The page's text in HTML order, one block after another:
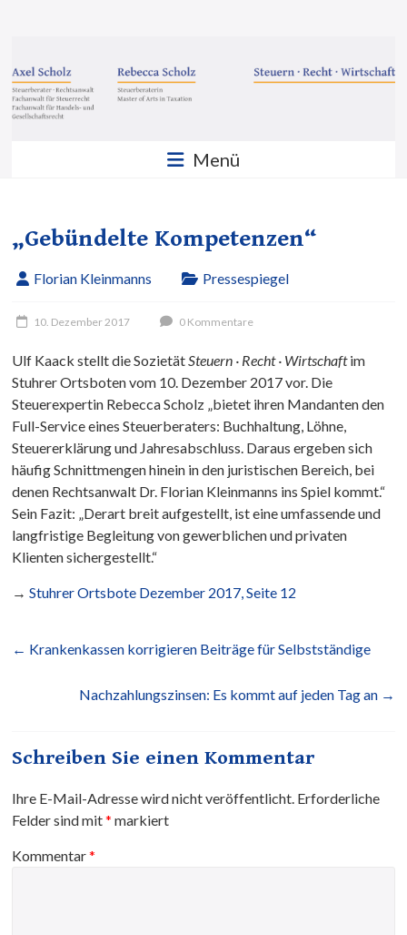
·
Recht
Wirtschaft
Scholz
GbR
Menü
„Gebündelte Kompetenzen“
Florian Kleinmanns Pressespiegel
10. Dezember 2017 0 Kommentare
Ulf Kaack stellt die SozietätSteuern · Recht · Wirtschaftim
Stuhrer Ortsboten vom 10. Dezember 2017 vor. Die
Steuerexpertin Rebecca Scholz „bietet ihren Mandanten den
Full-Service eines Steuerberaters: Buchhaltung, Löhne,
Steuererklärung und Jahresabschluss. Daraus ergeben sich
häufig Schnittmengen hinein in den juristischen Bereich, bei
denen Rechtsanwalt Dr. Florian Kleinmanns ins Spiel kommt.“
Sein Fazit: „Derart breit aufgestellt, ist eine umfassende und
langfristige Begleitung von gewerblichen und privaten
Klienten sichergestellt.“
→Stuhrer Ortsbote Dezember 2017, Seite 12
← Krankenkassen korrigieren Beiträge für Selbstständige
Nachzahlungszinsen: Es kommt auf jeden Tag an →
Schreiben Sie einen Kommentar
Ihre E-Mail-Adresse wird nicht veröffentlicht. Erforderliche
Felder sind mit* markiert
Kommentar*